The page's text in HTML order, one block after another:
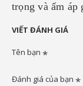
trọng và ấm áp
VIẾT ĐÁNH GIÁ
Tên bạn
Đánh giá của bạn